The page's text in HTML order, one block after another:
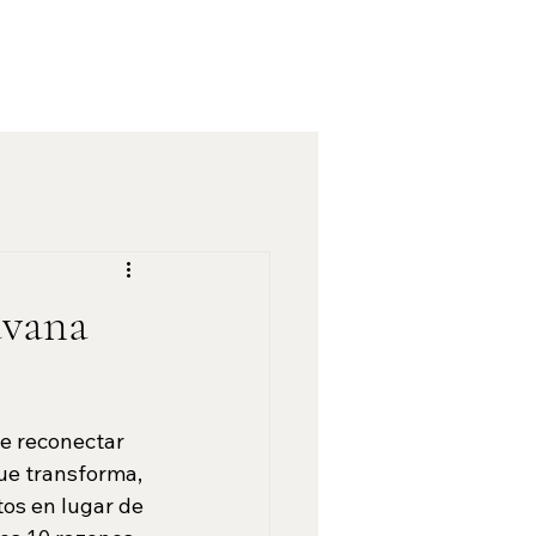
reconectar
transforma,
en lugar de